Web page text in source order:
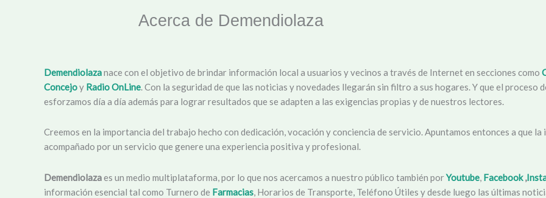
Acerca de Demendiolaza
Demendiolazanace con el objetivo de brindar información local a usuarios y vecinos a través de Internet en secciones como
Concejoy Radio OnLine. Con la seguridad de que las noticias y novedades llegarán sin filtro a sus hogares. Y que el proceso
esforzamos día a día además para lograr resultados que se adapten a las exigencias propias y de nuestros lectores.
Creemos en la importancia del trabajo hecho con dedicación, vocación y conciencia de servicio. Apuntamos entonces a que
acompañado por un servicio que genere una experiencia positiva y profesional.
Demendiolazaes un medio multiplataforma, por lo que nos acercamos a nuestro público también porYoutube Facebook,
información esencial tal como Turnero de Farmacias , Horarios de Transporte, Teléfono Útiles y desde luego las últimas